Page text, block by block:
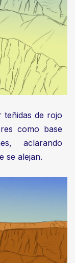
teñidas de rojo
como base
aclarando
se alejan.